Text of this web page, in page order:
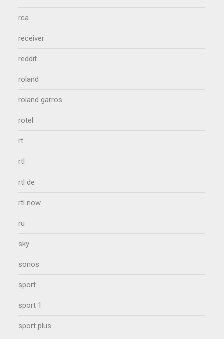
rca
receiver
reddit
roland
roland garros
rotel
rt
rtl
rtl de
rtl now
ru
sky
sonos
sport
sport 1
sport plus